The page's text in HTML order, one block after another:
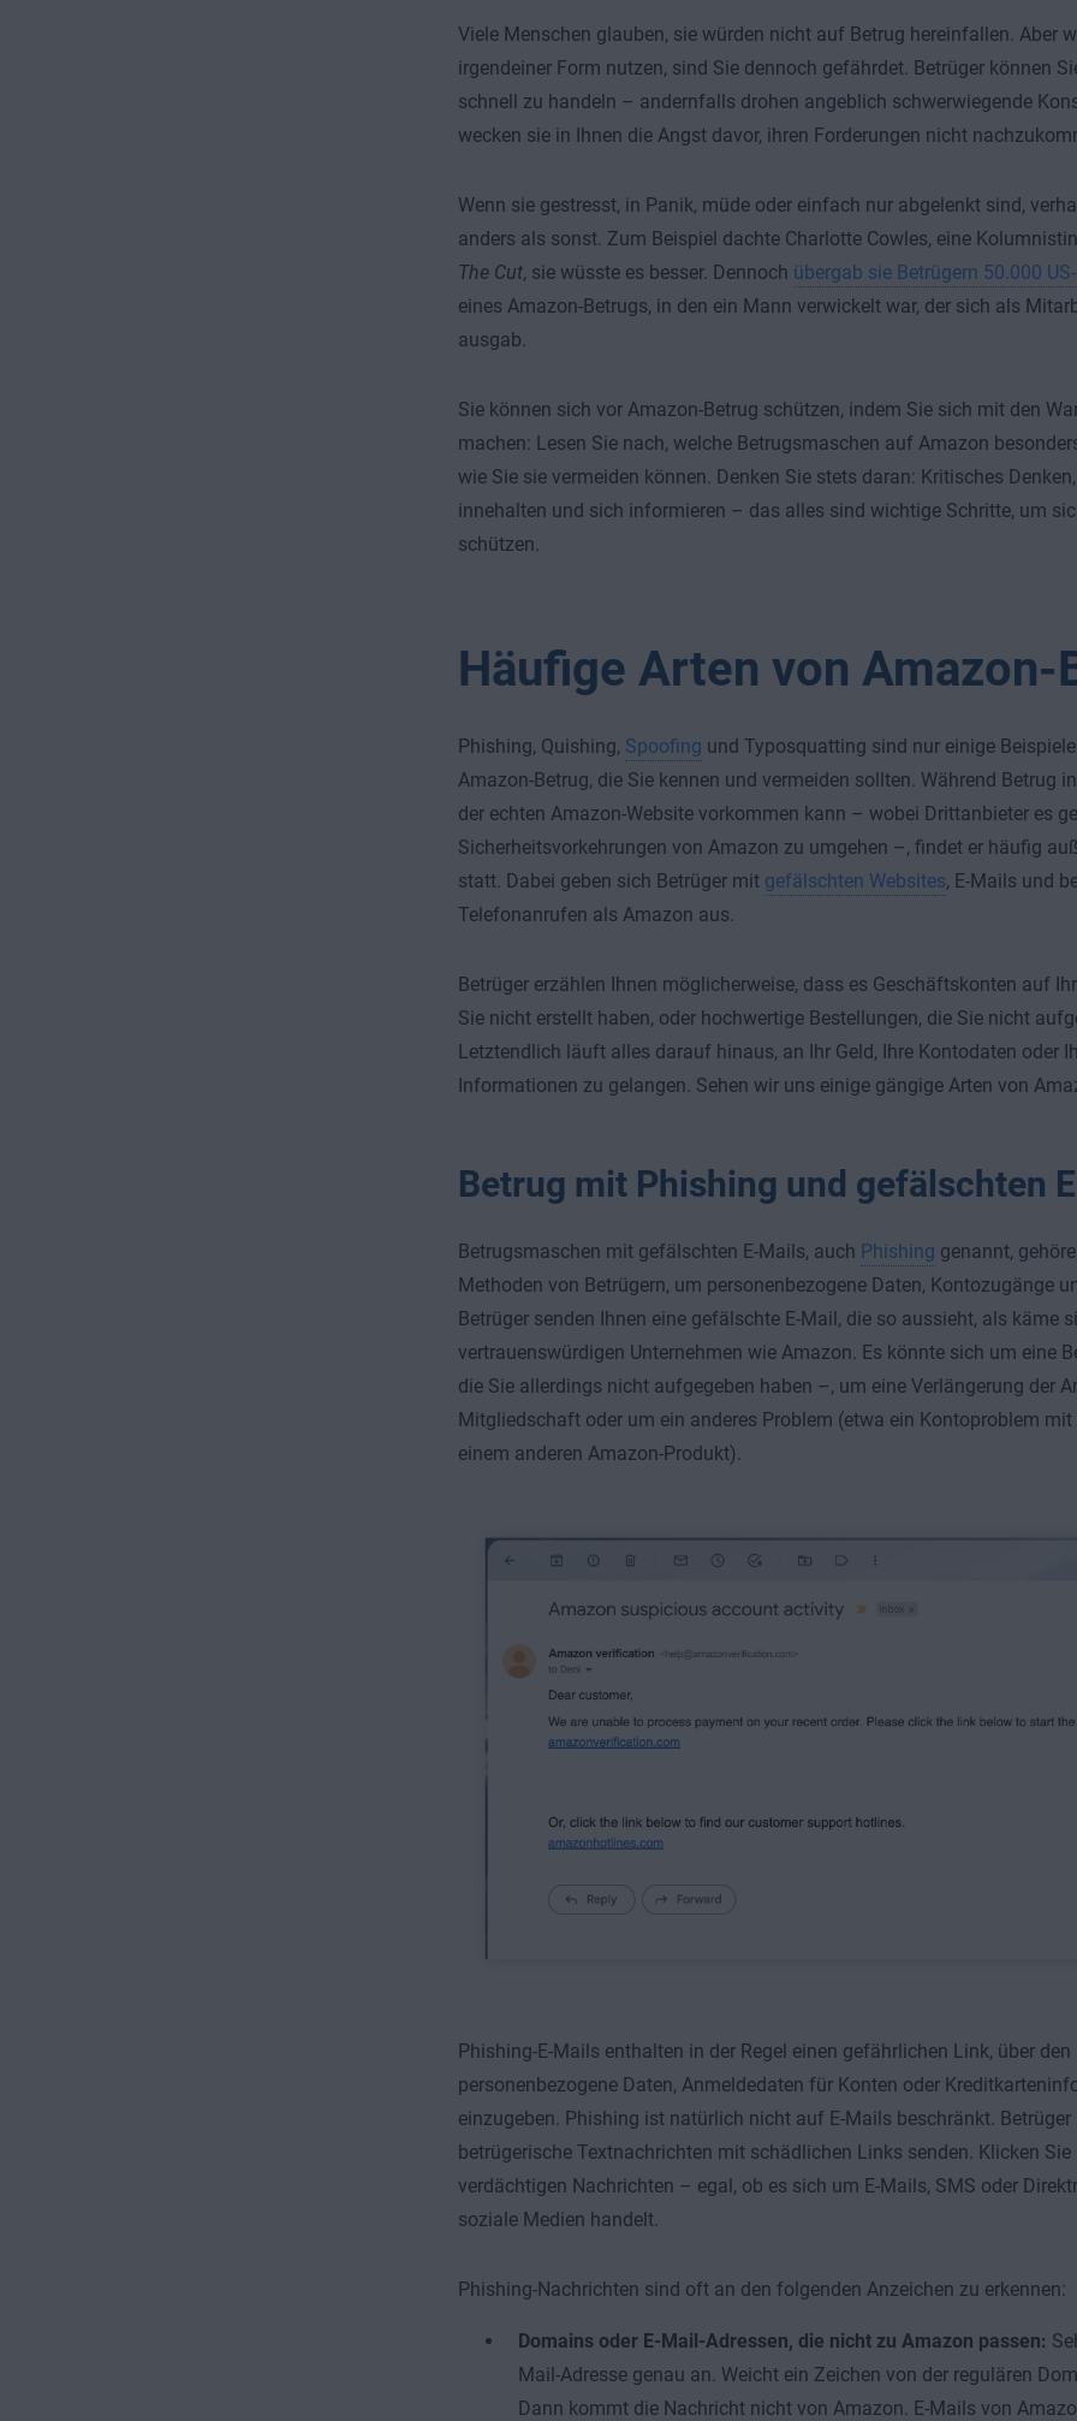
Viele Menschen glauben, sie würden nicht auf Betrug hereinfallen. Aber
irgendeiner Form nutzen, sind Sie dennoch gefährdet. Betrüger können
schnell zu handeln – andernfalls drohen angeblich schwerwiegende
wecken sie in Ihnen die Angst davor, ihren Forderungen nicht
Wenn sie gestresst, in Panik, müde oder einfach nur abgelenkt sind,
anders als sonst. Zum Beispiel dachte Charlotte Cowles, eine
The Cut, sie wüsste es besser. Dennoch übergab sie Betrügern 50.000
eines Amazon-Betrugs, in den ein Mann verwickelt war, der sich als
ausgab.
Sie können sich vor Amazon-Betrug schützen, indem Sie sich mit den
machen: Lesen Sie nach, welche Betrugsmaschen auf Amazon
wie Sie sie vermeiden können. Denken Sie stets daran: Kritisches
innehalten und sich informieren – das alles sind wichtige Schritte, um
schützen.
Häufige Arten von Amazon-
Phishing, Quishing, Spoofing und Typosquatting sind nur einige
Amazon-Betrug, die Sie kennen und vermeiden sollten. Während Betrug
der echten Amazon-Website vorkommen kann – wobei Drittanbieter es
Sicherheitsvorkehrungen von Amazon zu umgehen –, findet er häufig
statt. Dabei geben sich Betrüger mit gefälschten Websites, E-Mails und
Telefonanrufen als Amazon aus.
Betrüger erzählen Ihnen möglicherweise, dass es Geschäftskonten auf
Sie nicht erstellt haben, oder hochwertige Bestellungen, die Sie nicht
Letztendlich läuft alles darauf hinaus, an Ihr Geld, Ihre Kontodaten oder
Informationen zu gelangen. Sehen wir uns einige gängige Arten von
Betrug mit Phishing und gefälschten
Betrugsmaschen mit gefälschten E-Mails, auch Phishing genannt,
Methoden von Betrügern, um personenbezogene Daten, Kontozugänge
Betrüger senden Ihnen eine gefälschte E-Mail, die so aussieht, als käme
vertrauenswürdigen Unternehmen wie Amazon. Es könnte sich um eine
die Sie allerdings nicht aufgegeben haben –, um eine Verlängerung der
Mitgliedschaft oder um ein anderes Problem (etwa ein Kontoproblem mit
einem anderen Amazon-Produkt).
Phishing-E-Mails enthalten in der Regel einen gefährlichen Link, über
personenbezogene Daten, Anmeldedaten für Konten oder
einzugeben. Phishing ist natürlich nicht auf E-Mails beschränkt.
betrügerische Textnachrichten mit schädlichen Links senden. Klicken
verdächtigen Nachrichten – egal, ob es sich um E-Mails, SMS oder
soziale Medien handelt.
Phishing-Nachrichten sind oft an den folgenden Anzeichen zu erkennen:
Domains oder E-Mail-Adressen, die nicht zu Amazon passen:
Mail-Adresse genau an. Weicht ein Zeichen von der regulären
Dann kommt die Nachricht nicht von Amazon. E-Mails von